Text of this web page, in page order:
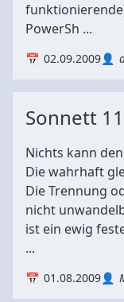
PowerSh ...
02.09.2009
Sonnett
Nichts kann
Die wahrhaft
Die Trennung
nicht
ist ein ewig
...
01.08.2009